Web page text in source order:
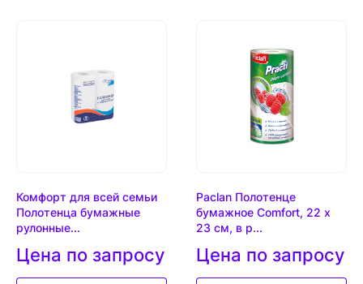
Комфорт для всей семьи
Полотенца бумажные
рулонные...
Цена по запросу
Paclan Полотенце
бумажное Comfort, 22 х
23 см, в р...
Цена по запросу